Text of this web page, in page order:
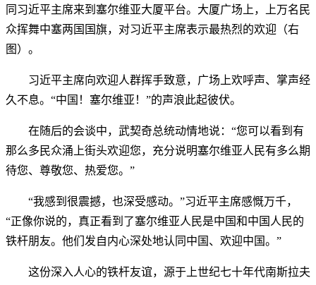
同习近平主席来到塞尔维亚大厦平台。大厦广场上，上万名民
众挥舞中塞两国国旗，对习近平主席表示最热烈的欢迎（右
图）。
习近平主席向欢迎人群挥手致意，广场上欢呼声、掌声经
久不息。“中国！塞尔维亚！”的声浪此起彼伏。
在随后的会谈中，武契奇总统动情地说：“您可以看到有
那么多民众涌上街头欢迎您，充分说明塞尔维亚人民有多么期
待您、尊敬您、热爱您。”
“我感到很震撼，也深受感动。”习近平主席感慨万千，
“正像你说的，真正看到了塞尔维亚人民是中国和中国人民的
铁杆朋友。他们发自内心深处地认同中国、欢迎中国。”
这份深入人心的铁杆友谊，源于上世纪七十年代南斯拉夫